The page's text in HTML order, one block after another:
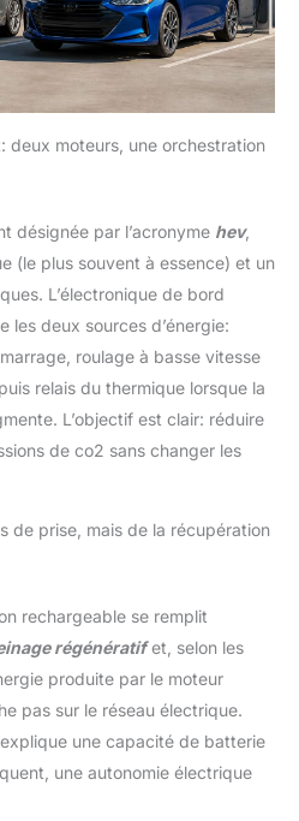
deux moteurs, une orchestration
désignée par l’acronyme hev,
(le plus souvent à essence) et un
L’électronique de bord
les deux sources d’énergie:
roulage à basse vitesse
relais du thermique lorsque la
L’objectif est clair: réduire
de co2 sans changer les
de prise, mais de la récupération
rechargeable se remplit
régénératifet, selon les
produite par le moteur
pas sur le réseau électrique.
une capacité de batterie
une autonomie électrique